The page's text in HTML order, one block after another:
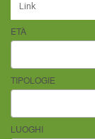
ETÀ
TIPOLOGIE
LUOGHI